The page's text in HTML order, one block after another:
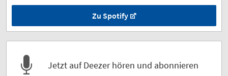
Zu Spotify
Jetzt auf Deezer hören und abonnieren